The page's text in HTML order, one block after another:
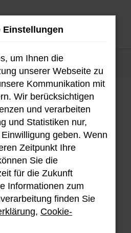
Showroom
Bestand an Hyundai
Error
Einstellungen
um Ihnen die
unserer Webseite zu
Kommunikation mit
Wir berücksichtigen
und verarbeiten
und Statistiken nur,
geben. Wenn
Zeitpunkt Ihre
Sie die
für die Zukunft
Informationen zum
finden Sie
, Cookie-